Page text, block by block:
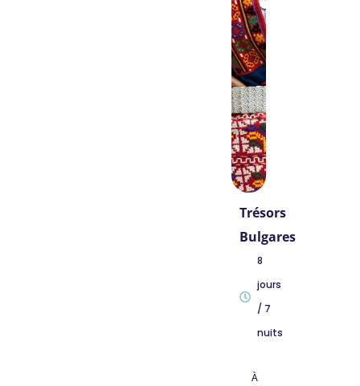
Trésors
Bulgares
8
jours
/ 7
nuits
À